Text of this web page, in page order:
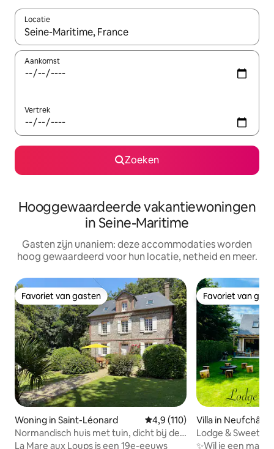
Locatie
Wanneer er resultaten beschikbaar zijn, maak je een keuze
Aankomst
Vertrek
Zoeken
Hooggewaardeerde vakantiewoningen
in Seine-Maritime
Gasten zijn unaniem: deze accommodaties worden
hoog gewaardeerd voor hun locatie, netheid en meer.
Favoriet van gasten
Favoriet van gasten
Woning in Saint-Léonard Gemiddelde beoordeling van
4,9 (110)
Normandisch huis met tuin, dicht bij de
zee en Étretat
La Mare aux Loups is een 19e-eeuws
Favoriet van
Favoriet van
Villa in
Lodge & Sweety
✨Wil je een